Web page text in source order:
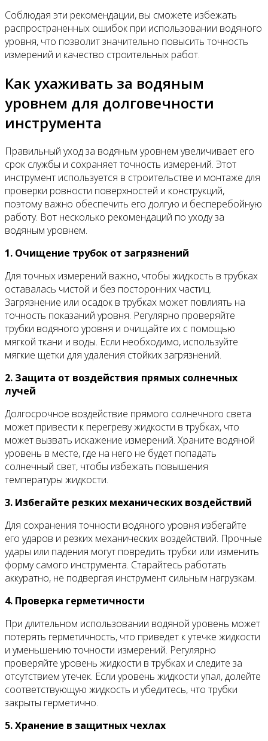
Соблюдая эти рекомендации, вы сможете избежать
распространенных ошибок при использовании водяного
уровня, что позволит значительно повысить точность
измерений и качество строительных работ.
Как ухаживать за водяным
уровнем для долговечности
инструмента
Правильный уход за водяным уровнем увеличивает его
срок службы и сохраняет точность измерений. Этот
инструмент используется в строительстве и монтаже для
проверки ровности поверхностей и конструкций,
поэтому важно обеспечить его долгую и бесперебойную
работу. Вот несколько рекомендаций по уходу за
водяным уровнем.
1. Очищение трубок от загрязнений
Для точных измерений важно, чтобы жидкость в трубках
оставалась чистой и без посторонних частиц.
Загрязнение или осадок в трубках может повлиять на
точность показаний уровня. Регулярно проверяйте
трубки водяного уровня и очищайте их с помощью
мягкой ткани и воды. Если необходимо, используйте
мягкие щетки для удаления стойких загрязнений.
2. Защита от воздействия прямых солнечных
лучей
Долгосрочное воздействие прямого солнечного света
может привести к перегреву жидкости в трубках, что
может вызвать искажение измерений. Храните водяной
уровень в месте, где на него не будет попадать
солнечный свет, чтобы избежать повышения
температуры жидкости.
3. Избегайте резких механических воздействий
Для сохранения точности водяного уровня избегайте
его ударов и резких механических воздействий. Прочные
удары или падения могут повредить трубки или изменить
форму самого инструмента. Старайтесь работать
аккуратно, не подвергая инструмент сильным нагрузкам.
4. Проверка герметичности
При длительном использовании водяной уровень может
потерять герметичность, что приведет к утечке жидкости
и уменьшению точности измерений. Регулярно
проверяйте уровень жидкости в трубках и следите за
отсутствием утечек. Если уровень жидкости упал, долейте
соответствующую жидкость и убедитесь, что трубки
закрыты герметично.
5. Хранение в защитных чехлах